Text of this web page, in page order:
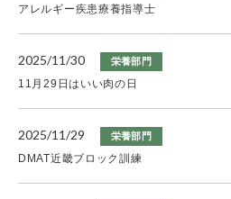
アレルギー疾患療養指導士
2025/11/30 栄養部門
11月29日はいい肉の日
2025/11/29 栄養部門
DMAT近畿ブロック訓練